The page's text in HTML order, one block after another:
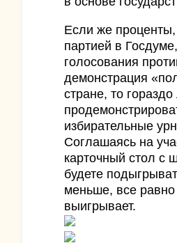
Если же
партией в
голосования
демонстрация
стране, то
избирательные
Соглашаясь на
карточный стол с
будете
меньше, все равно
выигрывает.